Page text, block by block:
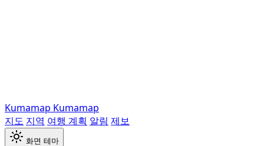
Kumamap Kumamap
지도 지역 여행 계획 알림 제보
화면 테마